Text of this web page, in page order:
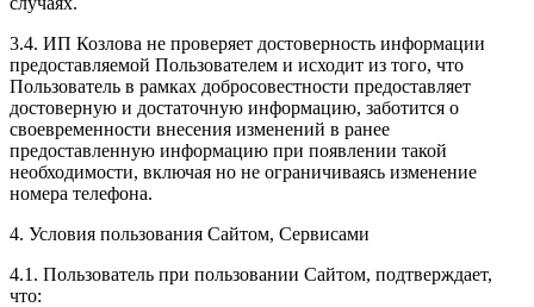
3.4. ИП Козлова не проверяет достоверность информации
предоставляемой Пользователем и исходит из того, что
Пользователь в рамках добросовестности предоставляет
достоверную и достаточную информацию, заботится о
своевременности внесения изменений в ранее
предоставленную информацию при появлении такой
необходимости, включая но не ограничиваясь изменение
номера телефона.
4. Условия пользования Сайтом, Сервисами
4.1. Пользователь при пользовании Сайтом, подтверждает,
что: